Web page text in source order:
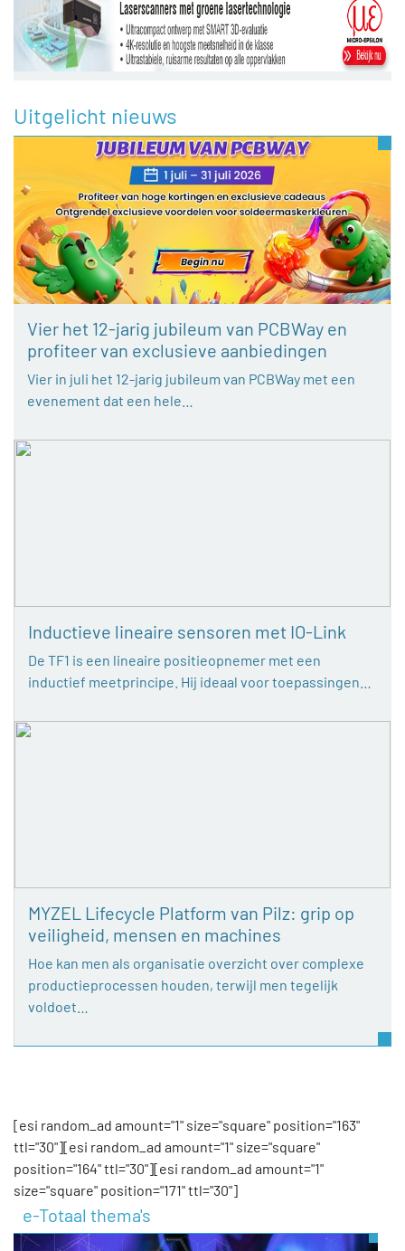
Uitgelicht nieuws
Vier het 12-jarig jubileum van PCBWay en
profiteer van exclusieve aanbiedingen
Vier in juli het 12-jarig jubileum van PCBWay met een
evenement dat een hele…
Inductieve lineaire sensoren met IO-Link
De TF1 is een lineaire positieopnemer met een
inductief meetprincipe. Hij ideaal voor toepassingen…
MYZEL Lifecycle Platform van Pilz: grip op
veiligheid, mensen en machines
Hoe kan men als organisatie overzicht over complexe
productieprocessen houden, terwijl men tegelijk
voldoet…
[esi random_ad amount="1" size="square" position="163"
ttl="30"][esi random_ad amount="1" size="square"
position="164" ttl="30"][esi random_ad amount="1"
size="square" position="171" ttl="30"]
e-Totaal thema's